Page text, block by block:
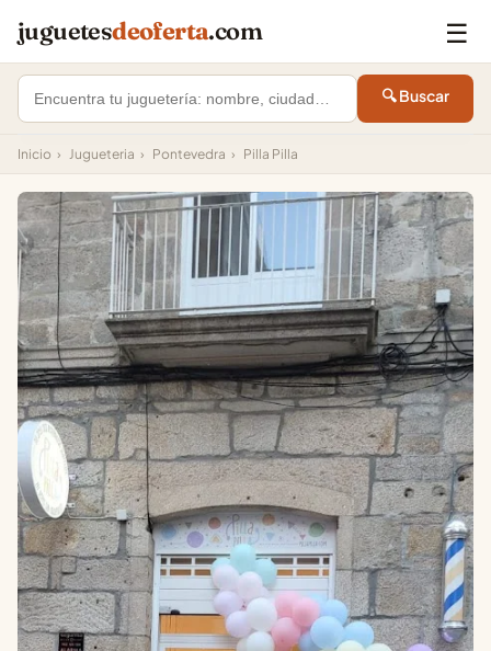
juguetesdeoferta.com ☰
🔍 Buscar
Inicio › Jugueteria › Pontevedra › Pilla Pilla